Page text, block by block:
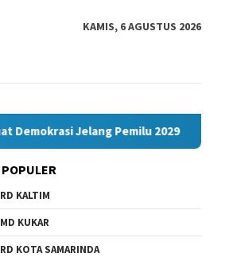
KAMIS, 6 AGUSTUS 2026
Pemilu 2029 Komisi IV
KALTIM
KUKAR
KOTA SAMARINDA